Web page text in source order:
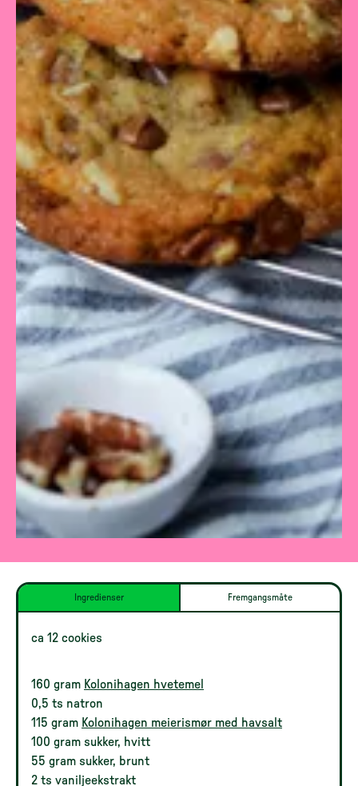
Ingredienser Fremgangsmåte
ca 12 cookies
160 gram Kolonihagen hvetemel
0,5 ts natron
115 gram Kolonihagen meierismør med havsalt
100 gram sukker, hvitt
55 gram sukker, brunt
2 ts vaniljeekstrakt